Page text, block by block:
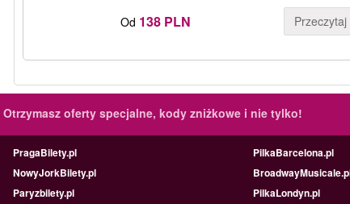
Od 138 PLN
Otrzymasz oferty specjalne, kody zniżkowe i nie tylko!
PragaBilety.pl
PilkaBarcelona.pl
NowyJorkBilety.pl
Paryzbilety.pl
PilkaLondyn.pl